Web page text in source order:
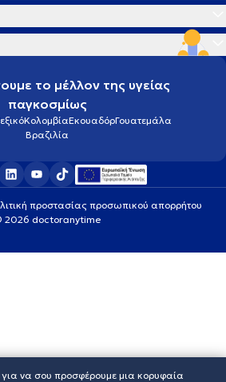
το μέλλον της υγείας
παγκοσμίως
ΚολομβίαΕκουαδόρΓουατεμάλα
Βραζιλία
προστασίας προσωπικού απορρήτου
2026 doctoranytime
να σου προσφέρουμε μια κορυφαία